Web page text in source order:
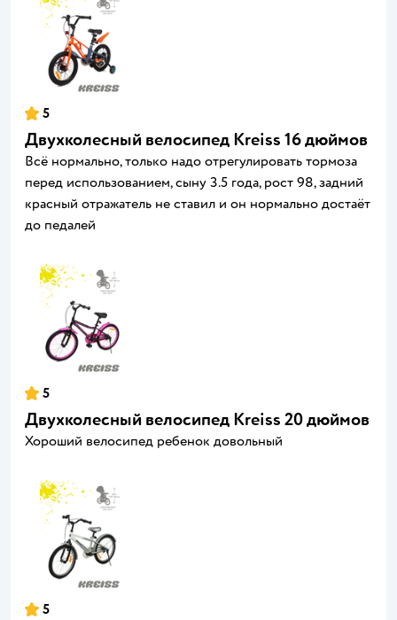
5
Двухколесный велосипед Kreiss 16 дюймов
Всё нормально, только надо отрегулировать тормоза
перед использованием, сыну 3.5 года, рост 98, задний
красный отражатель не ставил и он нормально достаёт
до педалей
5
Двухколесный велосипед Kreiss 20 дюймов
Хороший велосипед ребенок довольный
5